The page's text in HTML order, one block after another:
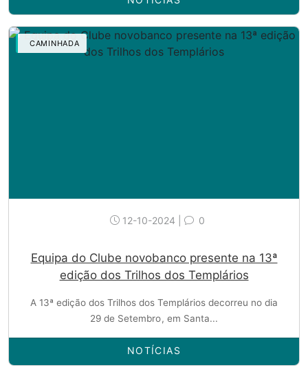
CAMINHADA
12-10-2024 | 0
Equipa do Clube novobanco presente na 13ª
edição dos Trilhos dos Templários
A 13ª edição dos Trilhos dos Templários decorreu no dia
29 de Setembro, em Santa...
NOTÍCIAS